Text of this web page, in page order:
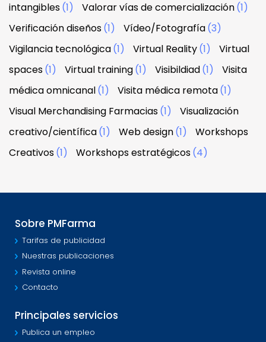
intangibles(1) Valorar vías de comercialización(1)
Verificación diseños(1) Vídeo/Fotografía(3)
Vigilancia tecnológica(1) Virtual Reality(1)
Virtual
spaces(1) Virtual training(1) Visibildiad(1)
Visita
médica omnicanal(1) Visita médica remota(1)
Visual Merchandising Farmacias(1)
Visualización
creativo/científica(1) Web design(1)
Workshops
Creativos(1) Workshops estratégicos(4)
Sobre PMFarma
Tarifas de publicidad
Nuestras publicaciones
Revista online
Contacto
Principales servicios
Publica un empleo